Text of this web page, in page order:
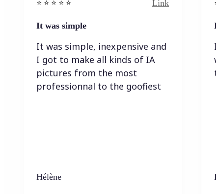
⭐️ ⭐️ ⭐️ ⭐ ⭐️ Link
It was simple
It was simple, inexpensive and
I got to make all kinds of IA
pictures from the most
professionnal to the goofiest
Hélène
I
I